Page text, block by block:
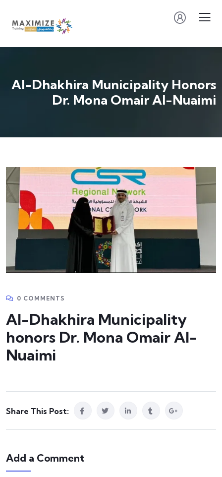
Al-Dhakhira Municipality Honors
Dr. Mona Omair Al-Nuaimi
0 COMMENTS
Al-Dhakhira Municipality
honors Dr. Mona Omair Al-
Nuaimi
Share This Post:
Add a Comment